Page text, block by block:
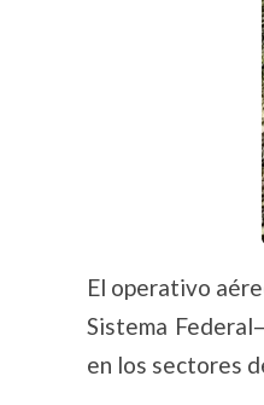
El operativo
Sistema
en los sectores